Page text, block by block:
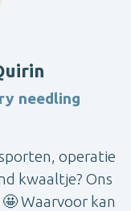
needling
operatie
kwaaltje? Ons
Waarvoor kan